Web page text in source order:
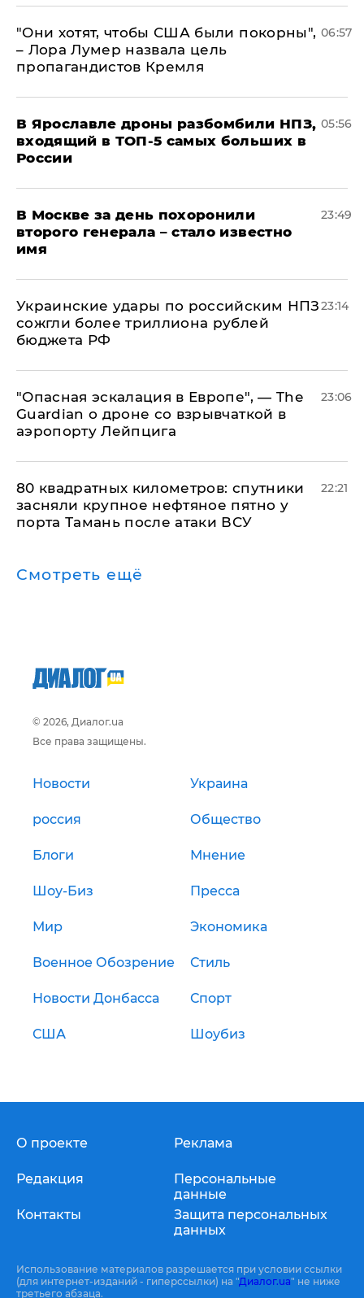
"Они хотят, чтобы США были покорны",
– Лора Лумер назвала цель
пропагандистов Кремля
06:57
В Ярославле дроны разбомбили НПЗ,
входящий в ТОП-5 самых больших в
России
05:56
В Москве за день похоронили
второго генерала – стало известно
имя
23:49
Украинские удары по российским НПЗ
сожгли более триллиона рублей
бюджета РФ
23:14
"Опасная эскалация в Европе", — The
Guardian о дроне со взрывчаткой в
аэропорту Лейпцига
23:06
80 квадратных километров: спутники
засняли крупное нефтяное пятно у
порта Тамань после атаки ВСУ
22:21
Смотреть ещё
© 2026, Диалог.ua
Все права защищены.
Новости Украина
россия Общество
Блоги Мнение
Шоу-Биз Пресса
Мир Экономика
Военное Обозрение Стиль
Новости Донбасса Спорт
США Шоубиз
О проекте
Редакция
Контакты
Реклама
Персональные
данные
Защита персональных
данных
Использование материалов разрешается при условии ссылки
(для интернет-изданий - гиперссылки) на "Диалог.ua" не ниже
третьего абзаца.